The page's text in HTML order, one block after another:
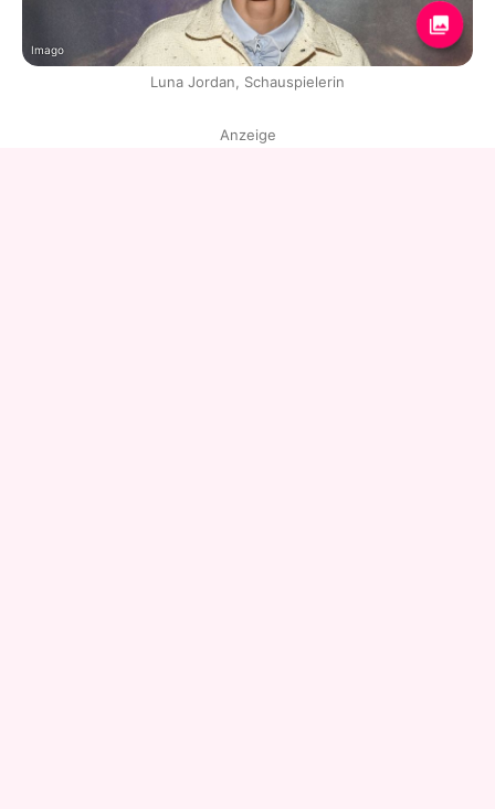
Imago
Luna Jordan, Schauspielerin
Anzeige